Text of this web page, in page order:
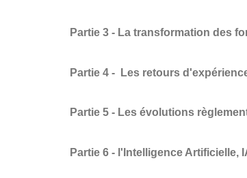
Partie 3 - La transformation des
Partie 4 - Les retours
Partie 5 - Les évolutions
Partie 6 - l'Intelligence Artificielle,